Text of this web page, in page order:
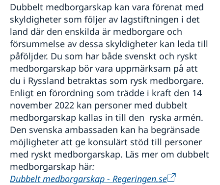
Dubbelt medborgarskap kan vara förenat med
skyldigheter som följer av lagstiftningen i det
land där den enskilda är medborgare och
försummelse av dessa skyldigheter kan leda till
påföljder. Du som har både svenskt och ryskt
medborgarskap bör vara uppmärksam på att
du i Ryssland betraktas som rysk medborgare.
Enligt en förordning som trädde i kraft den 14
november 2022 kan personer med dubbelt
medborgarskap kallas in till den ryska armén.
Den svenska ambassaden kan ha begränsade
möjligheter att ge konsulärt stöd till personer
med ryskt medborgarskap. Läs mer om dubbelt
medborgarskap här:
Dubbelt medborgarskap - Regeringen.se